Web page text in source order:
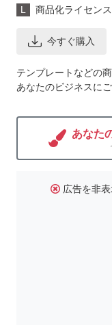
L 商品化ライセンス
今すぐ購入
テンプレートなどの
あなたのビジネスに
あなた
広告を非